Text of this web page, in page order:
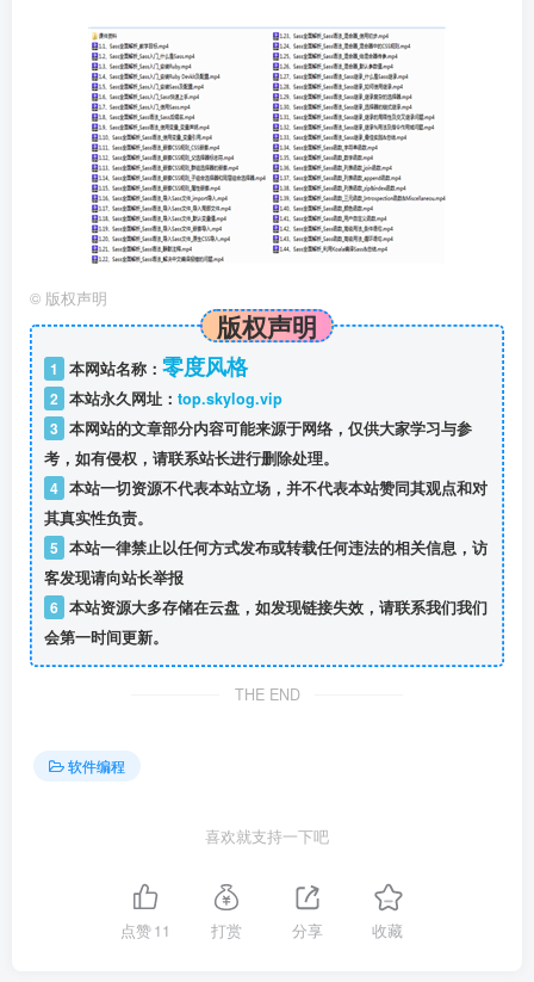
© 版权声明
版权声明
1 本网站名称： 零度风格
2 本站永久网址： top.skylog.vip
3 本网站的文章部分内容可能来源于网络，仅供大家学习与参
考，如有侵权，请联系站长进行删除处理。
4 本站一切资源不代表本站立场，并不代表本站赞同其观点和对
其真实性负责。
5 本站一律禁止以任何方式发布或转载任何违法的相关信息，访
客发现请向站长举报
6 本站资源大多存储在云盘，如发现链接失效，请联系我们我们
会第一时间更新。
THE END
软件编程
喜欢就支持一下吧
点赞11 打赏 分享 收藏